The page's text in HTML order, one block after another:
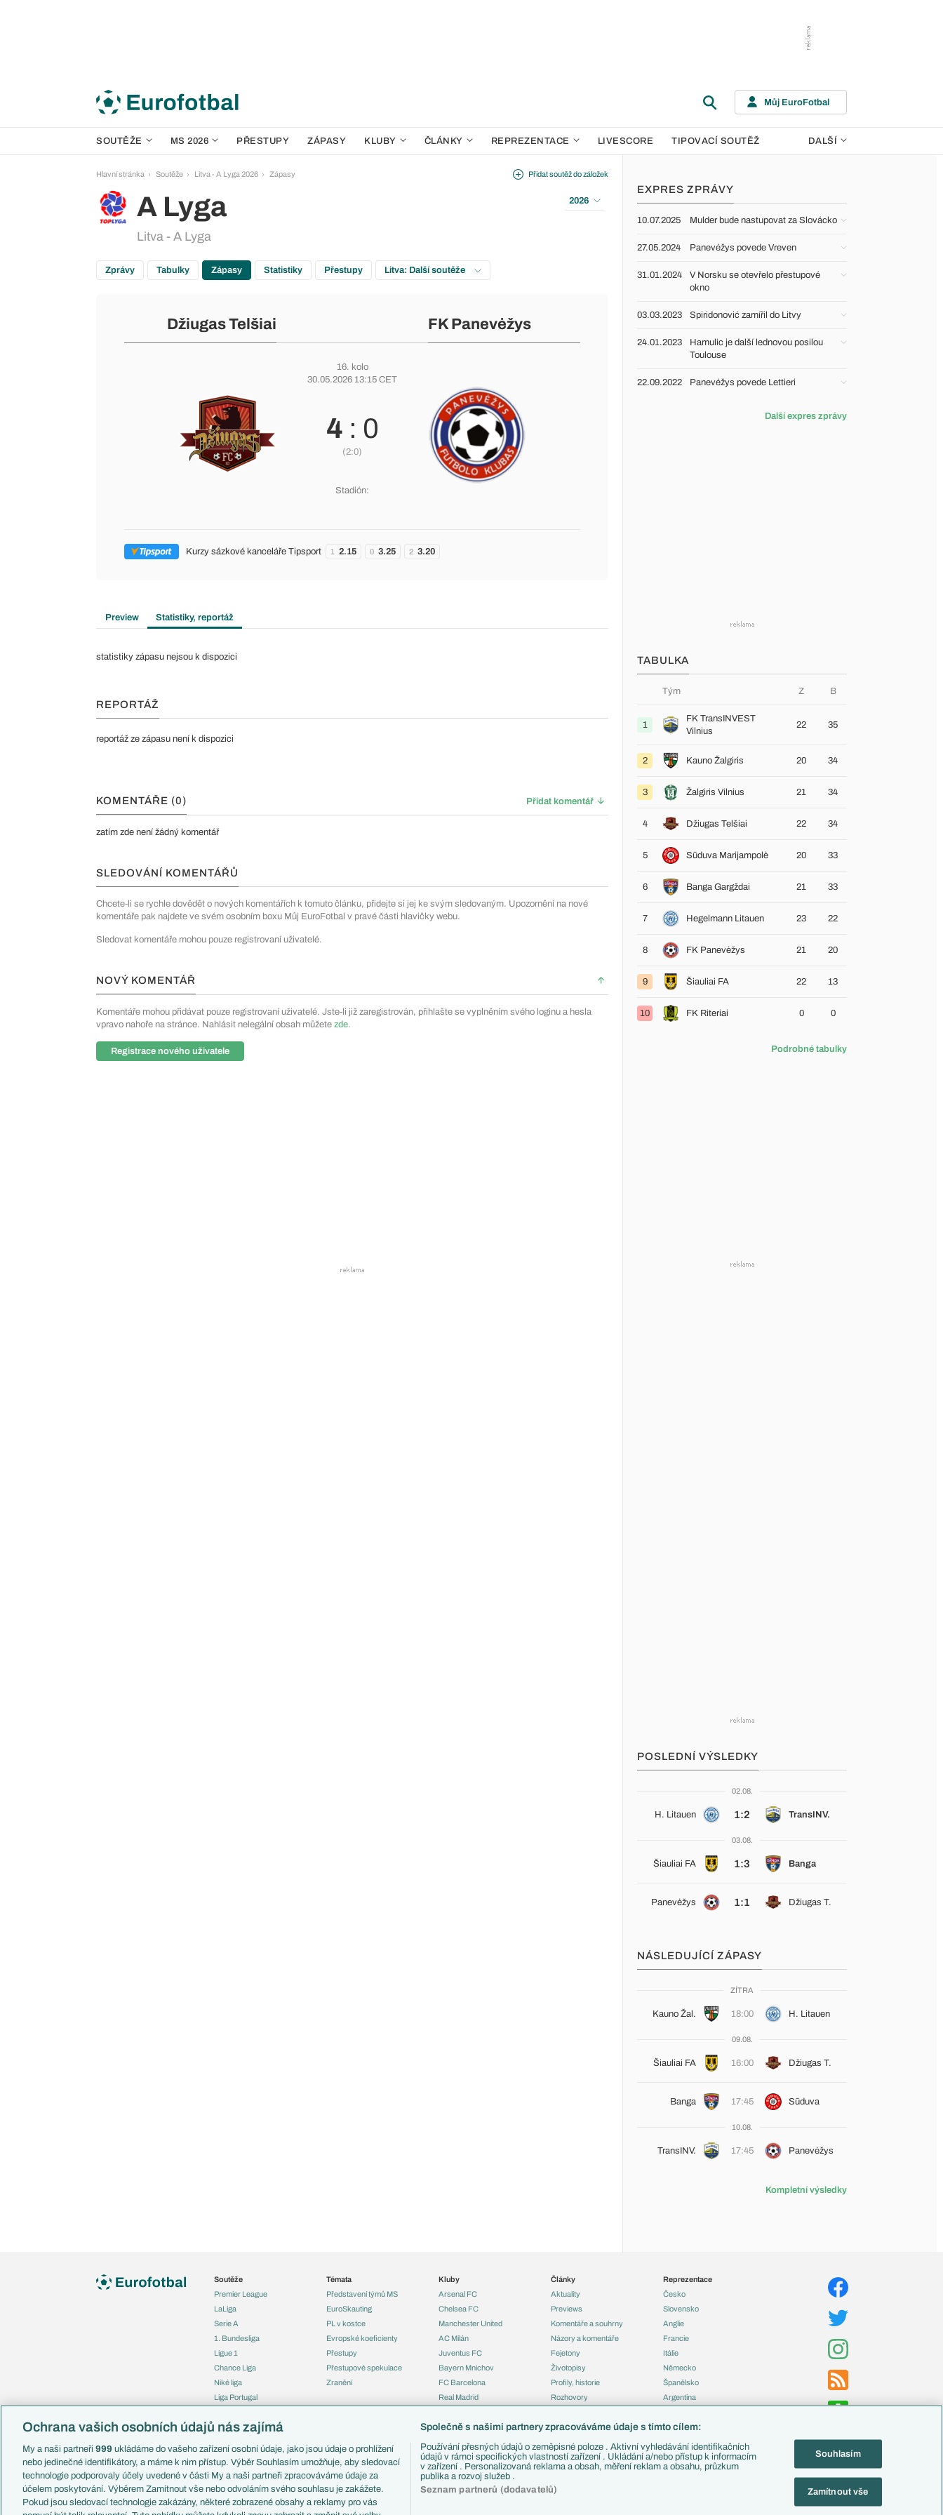
Můj EuroFotbal
SOUTĚŽE MS 2026 PŘESTUPY ZÁPASY KLUBY ČLÁNKY REPREZENTACE LIVESCORE TIPOVACÍ SOUTĚŽ DALŠÍ
Hlavní stránka Soutěže Litva - A Lyga 2026 Zápasy
A Lyga
Litva - A Lyga
Přidat soutěž do záložek
2026
Zprávy Tabulky Zápasy Statistiky Přestupy Litva: Další soutěže
Džiugas Telšiai FK Panevėžys
16. kolo
30.05.2026 13:15 CET
4 : 0
(2:0)
Stadión:
Kurzy sázkové kanceláře Tipsport 1 2.15 0 3.25 2 3.20
Preview Statistiky, reportáž
statistiky zápasu nejsou k dispozici
REPORTÁŽ
reportáž ze zápasu není k dispozici
KOMENTÁŘE (0) Přidat komentář
zatím zde není žádný komentář
SLEDOVÁNÍ KOMENTÁŘŮ
Chcete-li se rychle dovědět o nových komentářích k tomuto článku, přidejte si jej ke svým sledovaným. Upozornění na nové
komentáře pak najdete ve svém osobním boxu Můj EuroFotbal v pravé části hlavičky webu.
Sledovat komentáře mohou pouze registrovaní uživatelé.
NOVÝ KOMENTÁŘ
Komentáře mohou přidávat pouze registrovaní uživatelé. Jste-li již zaregistrován, přihlašte se vyplněním svého loginu a hesla
vpravo nahoře na stránce. Nahlásit nelegální obsah můžete zde.
Registrace nového uživatele
EXPRES ZPRÁVY
10.07.2025 Mulder bude nastupovat za Slovácko
27.05.2024 Panevėžys povede Vreven
31.01.2024
V Norsku se otevřelo přestupové
okno
03.03.2023 Spiridonović zamířil do Litvy
24.01.2023
Hamulic je další lednovou posilou
Toulouse
22.09.2022 Panevėžys povede Lettieri
Další expres zprávy
TABULKA
Tým Z B
1
FK TransINVEST
Vilnius
22 35
2 Kauno Žalgiris 20 34
3 Žalgiris Vilnius 21 34
4 Džiugas Telšiai 22 34
5 Sūduva Marijampolė 20 33
6 Banga Gargždai 21 33
7 Hegelmann Litauen 23 22
8 FK Panevėžys 21 20
9 Šiauliai FA 22 13
10 FK Riteriai 0 0
Podrobné tabulky
POSLEDNÍ VÝSLEDKY
02.08.
H. Litauen 1:2 TransINV.
03.08.
Šiauliai FA 1:3 Banga
Panevėžys 1:1 Džiugas T.
NÁSLEDUJÍCÍ ZÁPASY
ZÍTRA
Kauno Žal. 18:00 H. Litauen
09.08.
Šiauliai FA 16:00 Džiugas T.
Banga 17:45 Sūduva
10.08.
TransINV. 17:45 Panevėžys
Kompletní výsledky
Soutěže
Premier League
LaLiga
Serie A
1. Bundesliga
Ligue 1
Chance Liga
Niké liga
Liga Portugal
Liga mistrů
Mistrovství světa
Liga národů
Témata
Představení týmů MS
EuroSkauting
PL v kostce
Evropské koeficienty
Přestupy
Přestupové spekulace
Zranění
Kluby
Arsenal FC
Chelsea FC
Manchester United
AC Milán
Juventus FC
Bayern Mnichov
FC Barcelona
Real Madrid
Články
Aktuality
Previews
Komentáře a souhrny
Názory a komentáře
Fejetony
Životopisy
Profily, historie
Rozhovory
Reprezentace
Česko
Slovensko
Anglie
Francie
Itálie
Německo
Španělsko
Argentina
Zápasy
Livescore
Ochrana vašich osobních údajů nás zajímá
My a naši partneři 999 ukládáme do vašeho zařízení osobní údaje, jako jsou údaje o prohlížení
nebo jedinečné identifikátory, a máme k nim přístup. Výběr Souhlasím umožňuje, aby sledovací
technologie podporovaly účely uvedené v části My a naši partneři zpracováváme údaje za
účelem poskytování. Výběrem Zamítnout vše nebo odvoláním svého souhlasu je zakážete.
Pokud jsou sledovací technologie zakázány, některé zobrazené obsahy a reklamy pro vás
Společně s našimi partnery zpracováváme údaje s tímto cílem:
Používání přesných údajů o zeměpisné poloze . Aktivní vyhledávání identifikačních
údajů v rámci specifických vlastností zařízení . Ukládání a/nebo přístup k informacím
v zařízení . Personalizovaná reklama a obsah, měření reklam a obsahu, průzkum
publika a rozvoj služeb .
Seznam partnerů (dodavatelů)
Souhlasím
Zamítnout vše